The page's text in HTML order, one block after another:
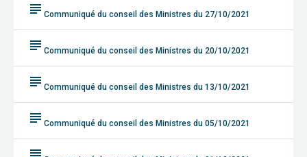
subject Communiqué du conseil des Ministres du 27/10/2021
subject Communiqué du conseil des Ministres du 20/10/2021
subject Communiqué du conseil des Ministres du 13/10/2021
subject Communiqué du conseil des Ministres du 05/10/2021